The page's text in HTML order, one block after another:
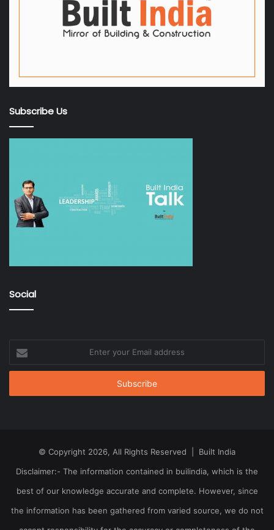
Subscribe Us
Social
your
Email
© Copyright 2026, All Rights Reserved | Built India
Disclaimer:- The information contained in builindia, which is the
best of our knowledge accurate and complete. However, since
the information has been gathered from varied source, we do not